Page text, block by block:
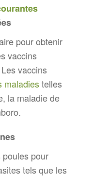
pour obtenir
vaccins
vaccins
maladiestelles
la maladie de
pour
tels que les